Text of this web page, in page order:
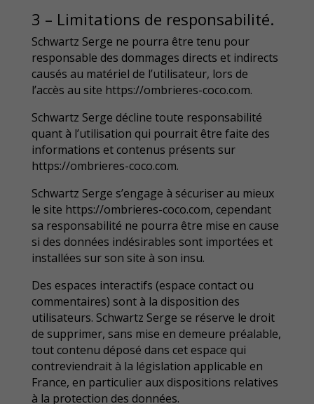
3 – Limitations de responsabilité.
Schwartz Serge ne pourra être tenu pour
responsable des dommages directs et indirects
causés au matériel de l’utilisateur, lors de
l’accès au site https://ombrieres-coco.com.
Schwartz Serge décline toute responsabilité
quant à l’utilisation qui pourrait être faite des
informations et contenus présents sur
https://ombrieres-coco.com.
Schwartz Serge s’engage à sécuriser au mieux
le site https://ombrieres-coco.com, cependant
sa responsabilité ne pourra être mise en cause
si des données indésirables sont importées et
installées sur son site à son insu.
Des espaces interactifs (espace contact ou
commentaires) sont à la disposition des
utilisateurs. Schwartz Serge se réserve le droit
de supprimer, sans mise en demeure préalable,
tout contenu déposé dans cet espace qui
contreviendrait à la législation applicable en
France, en particulier aux dispositions relatives
à la protection des données.